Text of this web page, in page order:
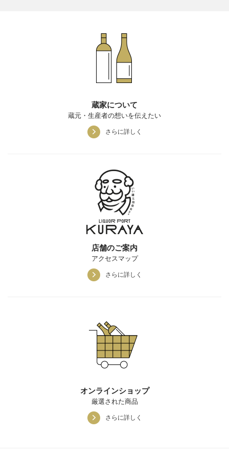
蔵家について
蔵元・生産者の想いを伝えたい
さらに詳しく
店舗のご案内
アクセスマップ
さらに詳しく
オンラインショップ
厳選された商品
さらに詳しく